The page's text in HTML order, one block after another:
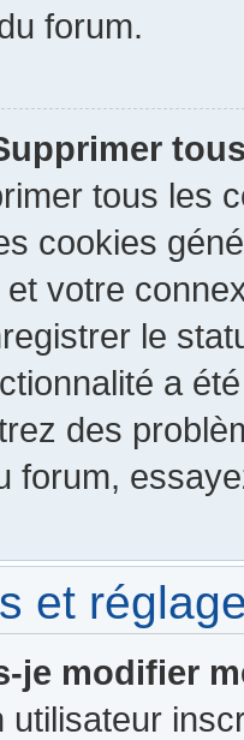
forum.
tous les
cookies
votre
le
a
des
forum,
et
je modifier
utilisateur